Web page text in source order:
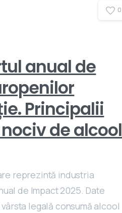
0
anual de
Principalii
de alcool
reprezintă industria
de Impact 2025. Date
legală consumă alcool